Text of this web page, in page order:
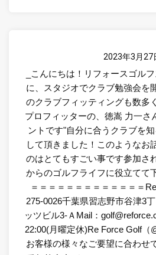
2023年3月27
_こんにちは！リフォースゴル
に、スタジオでクラブ勉強会を
のクラブフィッティングも数多
プロフィッターの、徳嵩 力一さ
ントです"自分に合うクラブを
して頂きました！このようなお
のはとてもすごい事です参加さ
からのゴルフライフに役立てて
＝＝＝＝＝＝＝＝＝＝＝＝＝
275-0026千葉県習志野市谷津3
ッツビル3-ＡMail：
22:00(月曜定休)Re Force Golf（
お客様の様々なご要望に合わせ